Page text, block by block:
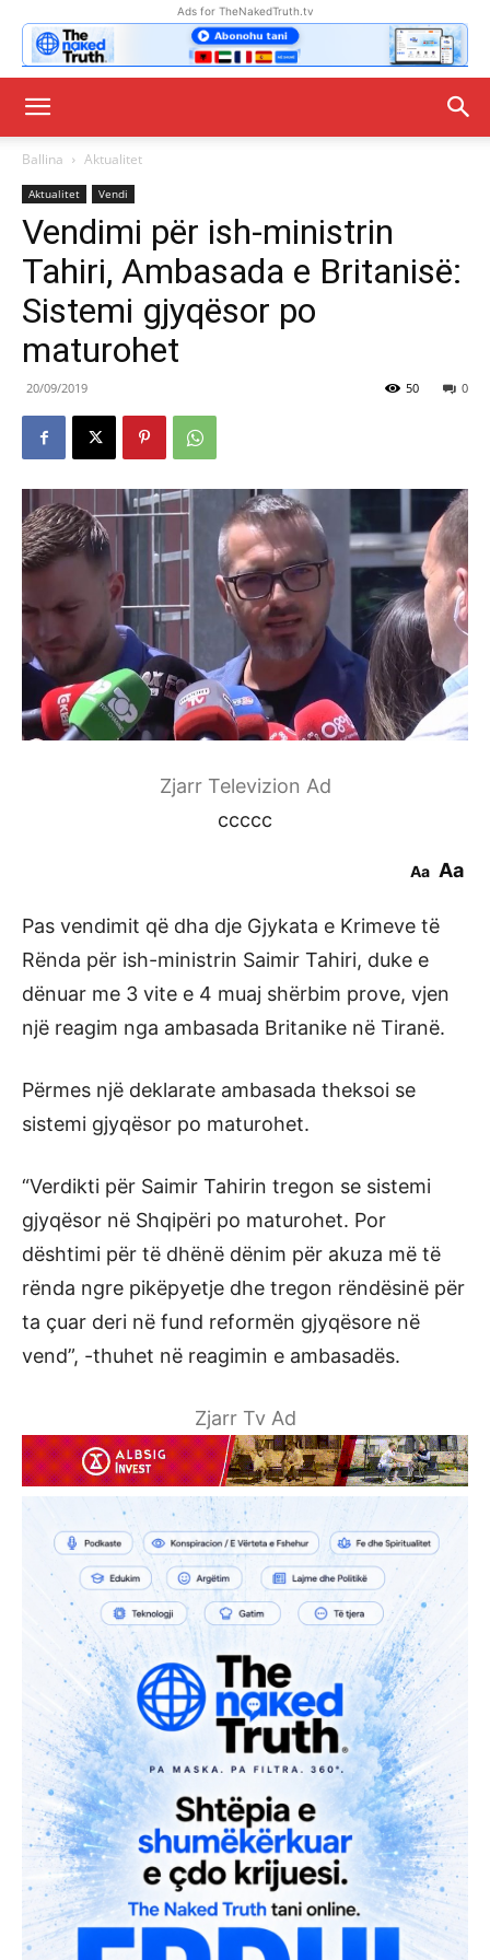
Ads for TheNakedTruth.tv
Ballina Aktualitet
Aktualitet Vendi
Vendimi për ish-ministrin
Tahiri, Ambasada e Britanisë:
Sistemi gjyqësor po
maturohet
20/09/2019 0
50
Zjarr Televizion Ad
ccccc
Aa Aa
Pas vendimit që dha dje Gjykata e Krimeve të
Rënda për ish-ministrin Saimir Tahiri, duke e
dënuar me 3 vite e 4 muaj shërbim prove, vjen
një reagim nga ambasada Britanike në Tiranë.
Përmes një deklarate ambasada theksoi se
sistemi gjyqësor po maturohet.
“Verdikti për Saimir Tahirin tregon se sistemi
gjyqësor në Shqipëri po maturohet. Por
dështimi për të dhënë dënim për akuza më të
rënda ngre pikëpyetje dhe tregon rëndësinë për
ta çuar deri në fund reformën gjyqësore në
vend”, -thuhet në reagimin e ambasadës.
Zjarr Tv Ad